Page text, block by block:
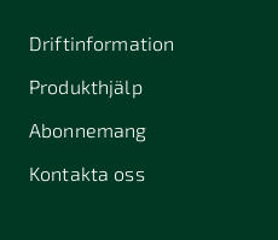
Driftinformation
Produkthjälp
Abonnemang
Kontakta oss